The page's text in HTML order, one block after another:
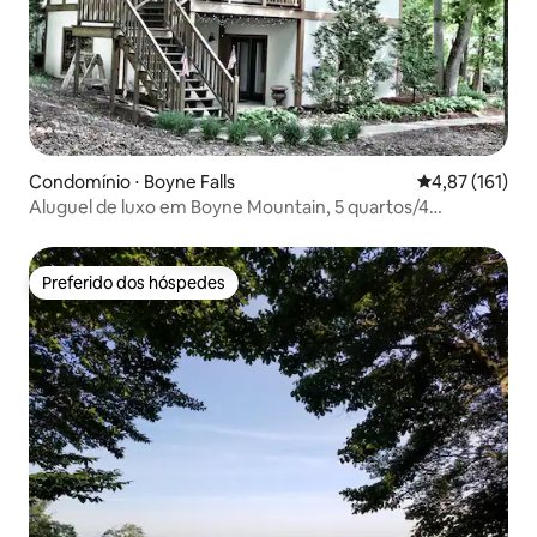
Condomínio ⋅ Boyne Falls 4,87 de uma
4,87 (161)
Aluguel de luxo em Boyne Mountain, 5 quartos/4
Preferido dos hóspedes
Preferido dos hóspedes